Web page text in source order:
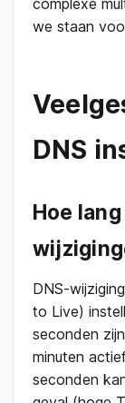
complexe
we staan
DNS
Hoe
DNS-
to Live)
seconden
minuten
seconden